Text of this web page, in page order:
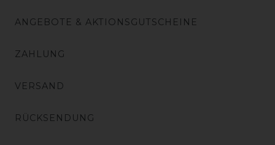
ANGEBOTE & AKTIONSGUTSCHEINE
ZAHLUNG
VERSAND
RÜCKSENDUNG